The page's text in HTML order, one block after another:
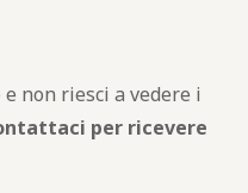
non riesci a vedere i
per ricevere